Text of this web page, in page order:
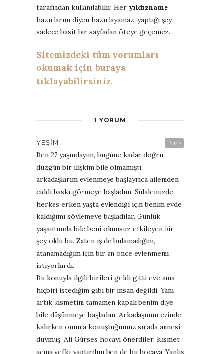
tarafından kullanılabilir. Her yıldızname
hazırlarım diyen hazırlayamaz, yaptığı şey
sadece basit bir sayfadan öteye geçemez.
Sitemizdeki tüm yorumları
okumak için buraya
tıklayabilirsiniz.
1 YORUM
Reply
YEŞIM
Ben 27 yaşındayım, bugüne kadar doğru
düzgün bir ilişkim bile olmamıştı,
arkadaşlarım evlenmeye başlayınca ailemden
ciddi baskı görmeye başladım. Sülalemizde
herkes erken yaşta evlendiği için benim evde
kaldığımı söylemeye başladılar. Günlük
yaşantımda bile beni olumsuz etkileyen bir
şey oldu bu. Zaten iş de bulamadığım,
atanamadığım için bir an önce evlenmemi
istiyorlardı.
Bu konuyla ilgili birileri geldi gitti eve ama
hiçbiri istediğim gibi bir insan değildi. Yani
artık kısmetim tamamen kapalı benim diye
bile düşünmeye başladım. Arkadaşımın evinde
kalırken onunla konuştuğumuz sırada annesi
duymuş, Ali Gürses hocayı önerdiler. Kısmet
açma vefki yaptırdım ben de bu hocaya. Yanlış